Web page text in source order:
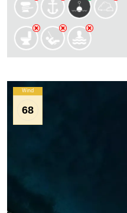
Wind
68